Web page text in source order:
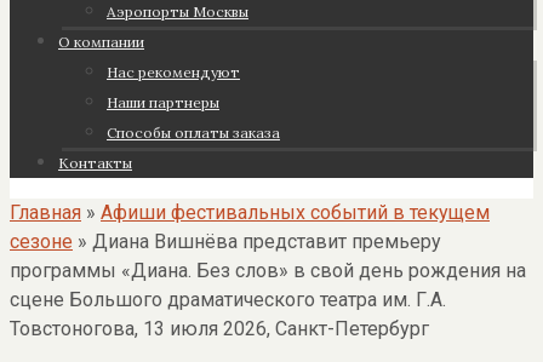
Аэропорты Москвы
О компании
Нас рекомендуют
Наши партнеры
Cпособы оплаты заказа
Контакты
Главная » Афиши фестивальных событий в текущем
сезоне » Диана Вишнёва представит премьеру
программы «Диана. Без слов» в свой день рождения на
сцене Большого драматического театра им. Г.А.
Товстоногова, 13 июля 2026, Санкт-Петербург